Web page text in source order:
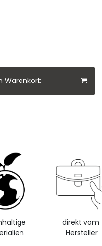
Warenkorb
direkt vom
Hersteller